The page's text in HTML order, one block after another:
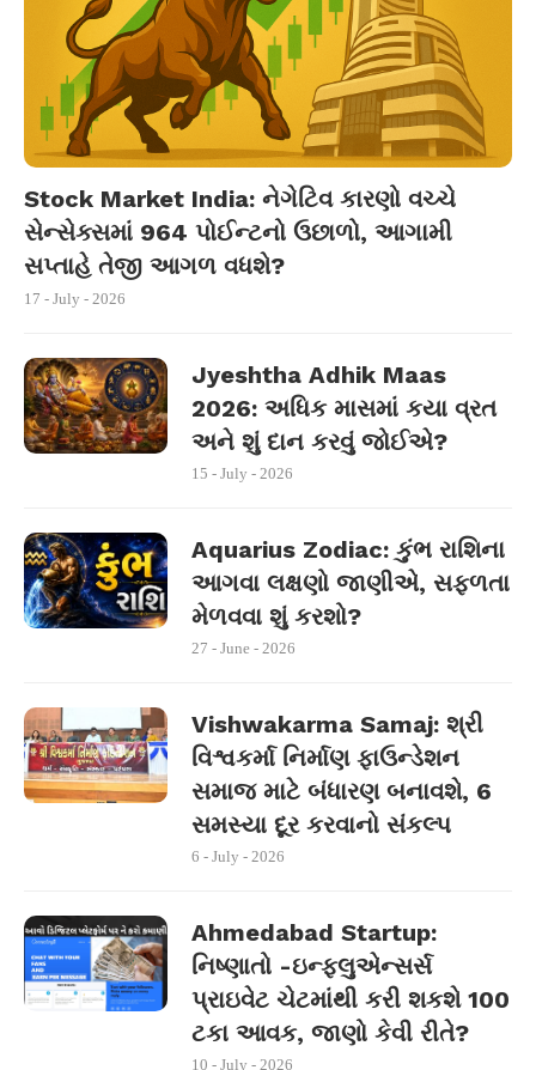
Stock Market India: નેગેટિવ કારણો વચ્ચે
સેન્સેક્સમાં 964 પોઈન્ટનો ઉછાળો, આગામી
સપ્તાહે તેજી આગળ વધશે?
17 - July - 2026
Jyeshtha Adhik Maas
2026: અધિક માસમાં કયા વ્રત
અને શું દાન કરવું જોઈએ?
15 - July - 2026
Aquarius Zodiac: કુંભ રાશિના
આગવા લક્ષણો જાણીએ, સફળતા
મેળવવા શું કરશો?
27 - June - 2026
Vishwakarma Samaj: શ્રી
વિશ્વકર્મા નિર્માણ ફાઉન્ડેશન
સમાજ માટે બંધારણ બનાવશે, 6
સમસ્યા દૂર કરવાનો સંકલ્પ
6 - July - 2026
Ahmedabad Startup:
નિષ્ણાતો -ઇન્ફ્લુએન્સર્સ
પ્રાઇવેટ ચેટમાંથી કરી શકશે 100
ટકા આવક, જાણો કેવી રીતે?
10 - July - 2026